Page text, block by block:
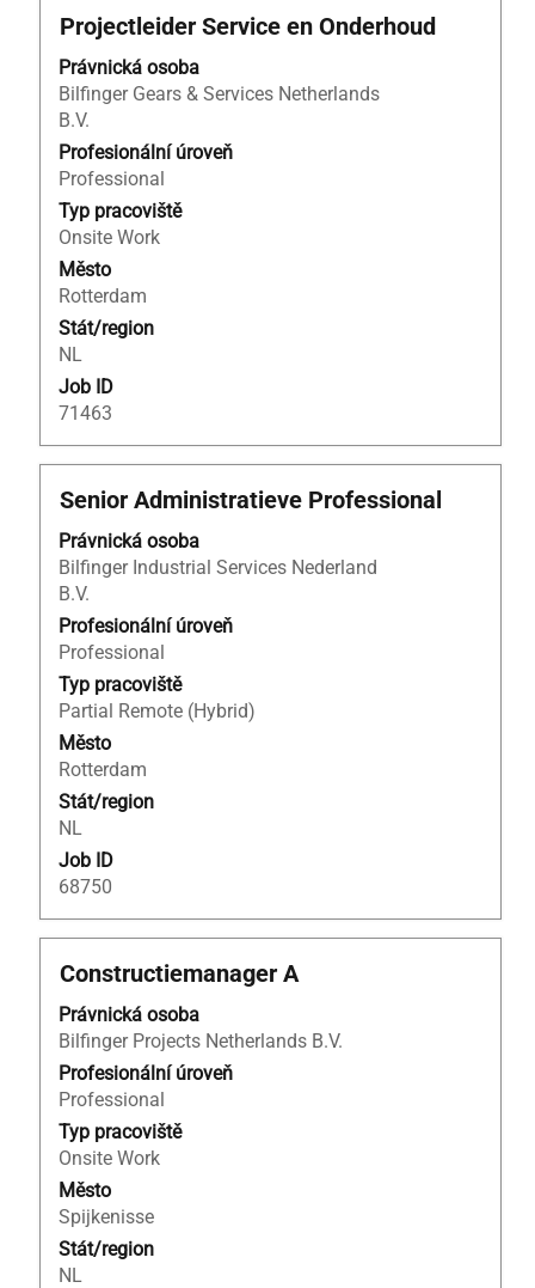
Titul
Projectleider Service en Onderhoud
Právnická osoba
Bilfinger Gears & Services Netherlands
B.V.
Profesionální úroveň
Professional
Typ pracoviště
Onsite Work
Město
Rotterdam
Stát/region
NL
Job ID
71463
Vyberte
mezerníkem
zobrazení
veškerých
informací
o
profesi.
Titul
Senior Administratieve Professional
Právnická osoba
Bilfinger Industrial Services Nederland
B.V.
Profesionální úroveň
Professional
Typ pracoviště
Partial Remote (Hybrid)
Město
Rotterdam
Stát/region
NL
Job ID
68750
Vyberte
zobrazení
veškerých
informací
o
profesi.
Titul
Constructiemanager A
Právnická osoba
Bilfinger Projects Netherlands B.V.
Profesionální úroveň
Professional
Typ pracoviště
Onsite Work
Město
Spijkenisse
Stát/region
NL
Vyberte
zobrazení
veškerých
informací
o
profesi.